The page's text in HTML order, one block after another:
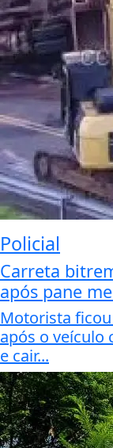
Policial
Carreta
após pane
Motorista
após o veículo
e cair...